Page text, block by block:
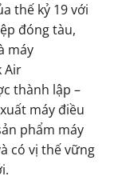
thế kỷ 19 với
đóng tàu,
máy
Air
thành lập –
máy điều
phẩm máy
có vị thế vững